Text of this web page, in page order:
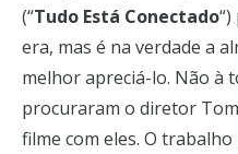
(“Tudo Está Conectado
era, mas é na verdade a
melhor apreciá-lo. Não à
procuraram o diretor
filme com eles. O